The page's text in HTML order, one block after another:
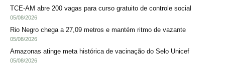
TCE-AM abre 200 vagas para curso gratuito de controle social
05/08/2026
Rio Negro chega a 27,09 metros e mantém ritmo de vazante
05/08/2026
Amazonas atinge meta histórica de vacinação do Selo Unicef
05/08/2026